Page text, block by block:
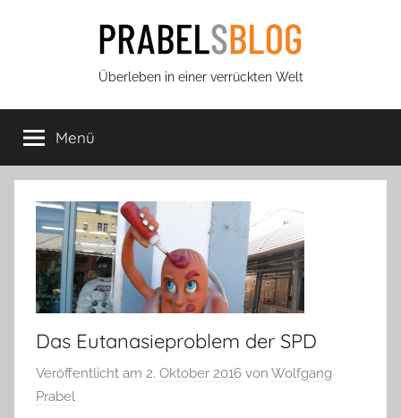
Prabels
Blog
Überleben in einer verrückten Welt
Menü
Das Eutanasieproblem der SPD
Veröffentlicht am 2. Oktober 2016 von Wolfgang
Prabel